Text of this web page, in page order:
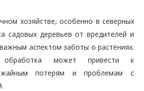
хозяйстве, особенно в северных
садовых деревьев от вредителей и
аспектом заботы о растениях.
обработка может привести к
потерям и проблемам с